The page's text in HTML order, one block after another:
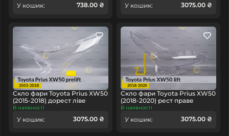
У кошик: 738.00 ₴ У кошик: 3075.00 ₴
Скло фари Toyota Prius XW50
(2015-2018) дорест ліве
В наявності
У кошик: 3075.00 ₴
Скло фари Toyota Prius XW50
(2018-2020) рест праве
В наявності
У кошик: 3075.00 ₴